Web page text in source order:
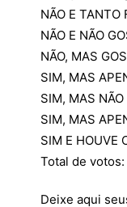
NÃO E TANTO
NÃO E NÃO
NÃO, MAS
SIM, MAS
SIM, MAS
SIM, MAS
SIM E HOUVE
Total de votos:
Deixe aqui